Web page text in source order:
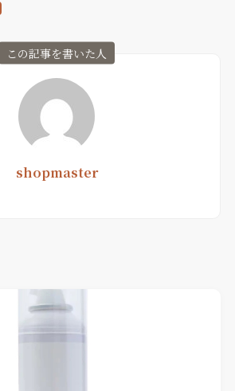
この記事を書いた人
shopmaster